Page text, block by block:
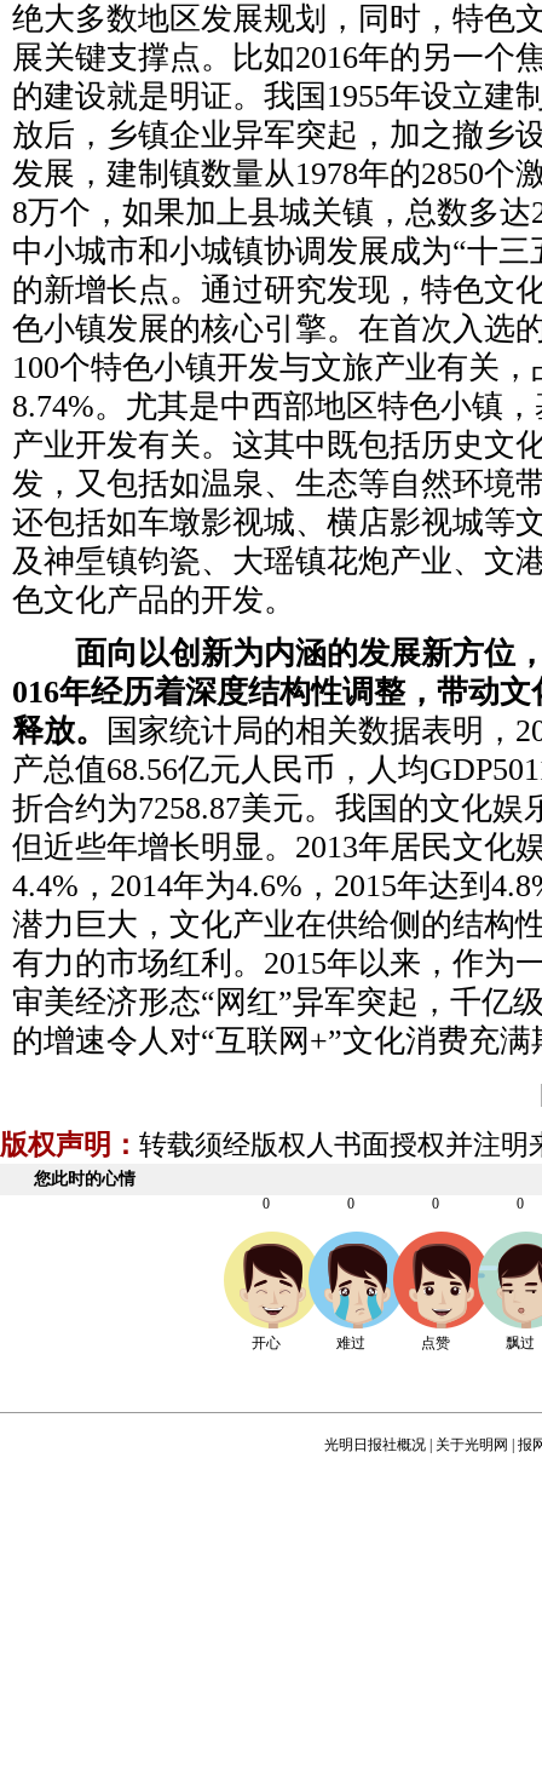
绝大多数地区发展规划，同时，特色
展关键支撑点。比如2016年的另一
的建设就是明证。我国1955年设立建
放后，乡镇企业异军突起，加之撤乡
发展，建制镇数量从1978年的2850个
8万个，如果加上县城关镇，总数多达
中小城市和小城镇协调发展成为“十三
的新增长点。通过研究发现，特色文
色小镇发展的核心引擎。在首次入选
100个特色小镇开发与文旅产业有关
8.74%。尤其是中西部地区特色小镇
产业开发有关。这其中既包括历史文
发，又包括如温泉、生态等自然环境
还包括如车墩影视城、横店影视城等
及神垕镇钧瓷、大瑶镇花炮产业、文
色文化产品的开发。
面向以创新为内涵的发展新方位
016年经历着深度结构性调整，带动
释放。
国家统计局的相关数据表明，
产总值68.56亿元人民币，人均
折合约为7258.87美元。我国的文化娱
但近些年增长明显。2013年居民文化
4.4%，2014年为4.6%，2015年达到
潜力巨大，文化产业在供给侧的结构
有力的市场红利。2015年以来，作为
审美经济形态“网红”异军突起，千亿
的增速令人对“互联网+”文化消费充满
版权声明： 转载须经版权人书面授权并注明
您此时的心情
0
开心
0
难过
0
点赞
0
飘过
光明日报社概况 关于光明网 报